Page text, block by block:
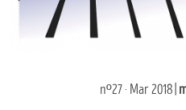
nº27 · Mar 2018 |